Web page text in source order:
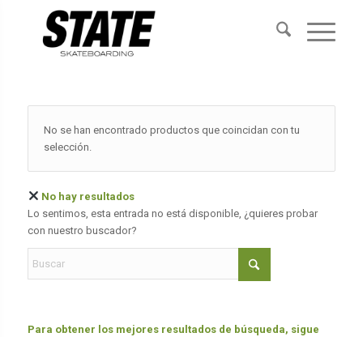
No se han encontrado productos que coincidan con tu
selección.
No hay resultados
Lo sentimos, esta entrada no está disponible, ¿quieres probar
con nuestro buscador?
Para obtener los mejores resultados de búsqueda, sigue